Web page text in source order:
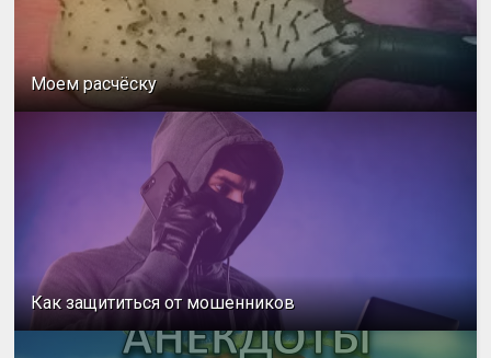
Моем расчёску
Как защититься от мошенников